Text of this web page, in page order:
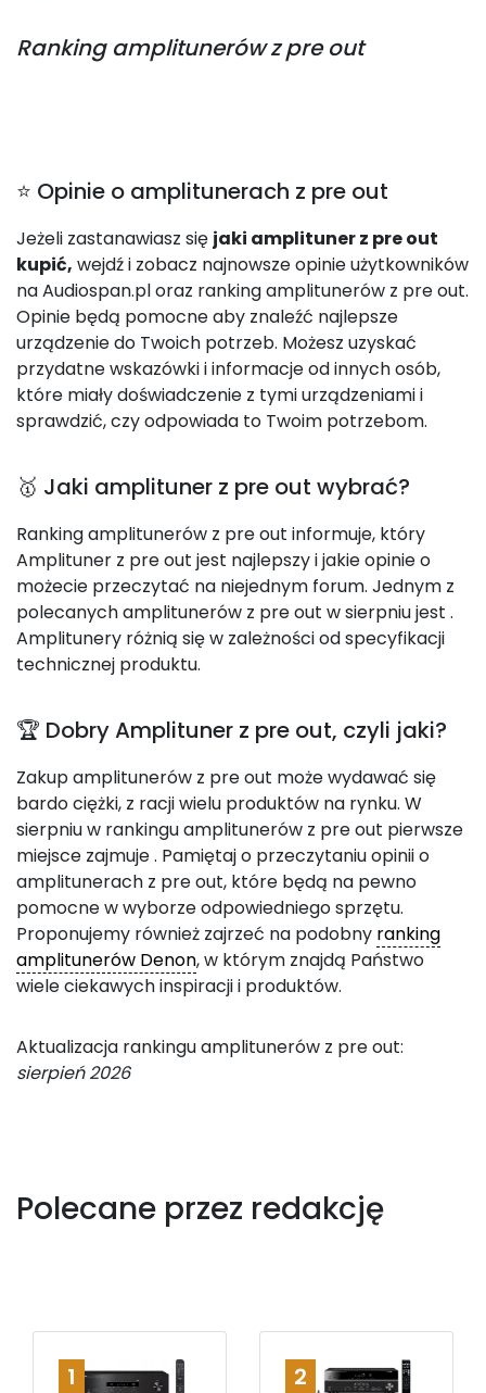
Ranking amplitunerów z pre out
⭐ Opinie o amplitunerach z pre out
Jeżeli zastanawiasz się jaki amplituner z pre out
kupić, wejdź i zobacz najnowsze opinie użytkowników
na Audiospan.pl oraz ranking amplitunerów z pre out.
Opinie będą pomocne aby znaleźć najlepsze
urządzenie do Twoich potrzeb. Możesz uzyskać
przydatne wskazówki i informacje od innych osób,
które miały doświadczenie z tymi urządzeniami i
sprawdzić, czy odpowiada to Twoim potrzebom.
🥇 Jaki amplituner z pre out wybrać?
Ranking amplitunerów z pre out informuje, który
Amplituner z pre out jest najlepszy i jakie opinie o
możecie przeczytać na niejednym forum. Jednym z
polecanych amplitunerów z pre out w sierpniu jest .
Amplitunery różnią się w zależności od specyfikacji
technicznej produktu.
🏆 Dobry Amplituner z pre out, czyli jaki?
Zakup amplitunerów z pre out może wydawać się
bardo ciężki, z racji wielu produktów na rynku. W
sierpniu w rankingu amplitunerów z pre out pierwsze
miejsce zajmuje. Pamiętaj o przeczytaniu opinii o
amplitunerach z pre out, które będą na pewno
pomocne w wyborze odpowiedniego sprzętu.
Proponujemy również zajrzeć na podobny ranking
amplitunerów Denon, w którym znajdą Państwo
wiele ciekawych inspiracji i produktów.
Aktualizacja rankingu amplitunerów z pre out:
sierpień 2026
Polecane przez redakcję
1 2